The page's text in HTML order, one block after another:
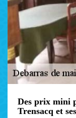
Des prix mini
Trensacq et